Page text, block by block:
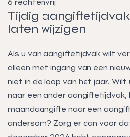
Tijdig
laten wijzigen
Als u van aangiftetijdvak wilt
alleen met ingang van een
niet in de loop van het jaar. Wilt
naar een ander aangiftetijdvak,
maandaangifte naar een
andersom? Zorg er dan voor